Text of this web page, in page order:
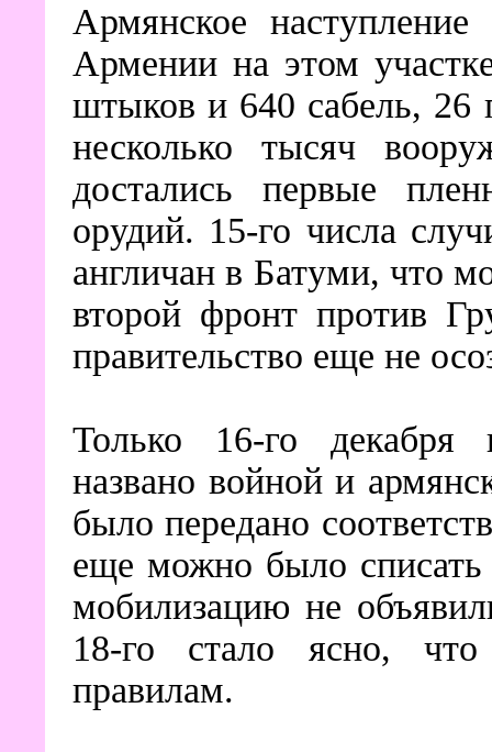
Армянское
Армении на этом
штыков и 640 сабель, 26
несколько тысяч
достались первые
орудий. 15-го числа
англичан в Батуми, что
второй фронт против
правительство еще не
Только 16-го декабря
названо войной и
было передано
еще можно было списать
мобилизацию не
18-го стало ясно,
правилам.